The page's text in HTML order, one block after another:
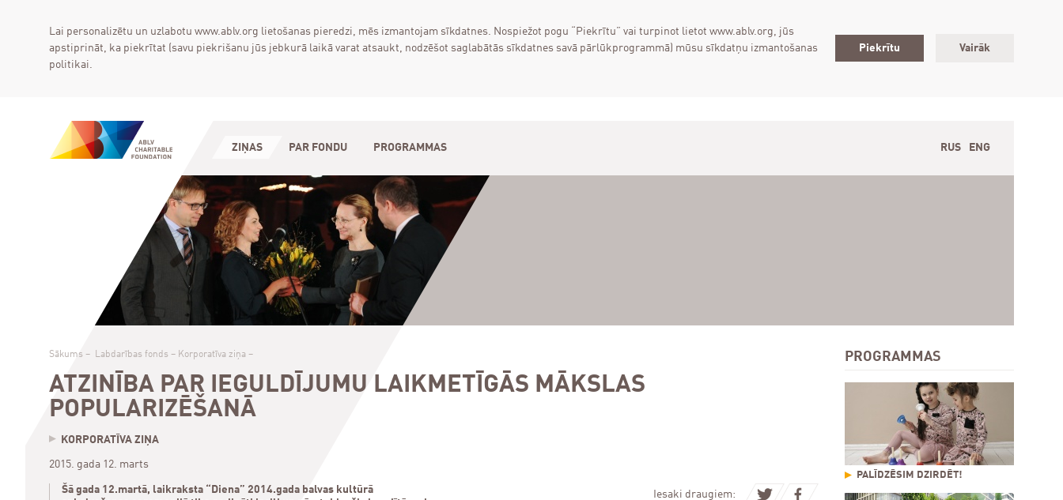
Lai personalizētu un uzlabotu www.ablv.org lietošanas pieredzi, mēs izmantojam sīkdatnes. Nospiežot pogu “Piekrītu” vai turpinot lietot www.ablv.org, jūs
apstiprināt, ka piekrītat (savu piekrišanu jūs jebkurā laikā varat atsaukt, nodzēšot saglabātās sīkdatnes savā pārlūkprogrammā) mūsu sīkdatņu izmantošanas
politikai.
Piekrītu Vairāk
ZIŅAS PAR FONDU PROGRAMMAS RUS ENG
PROGRAMMAS
PALĪDZĒSIM DZIRDĒT!
Sākums – Labdarības fonds – Korporatīva ziņa –
ATZINĪBA PAR IEGULDĪJUMU LAIKMETĪGĀS MĀKSLAS
POPULARIZĒŠANĀ
KORPORATĪVA ZIŅA
2015. gada 12. marts
Šā gada 12.martā, laikraksta “Diena” 2014.gada balvas kultūrā
Iesaki draugiem: